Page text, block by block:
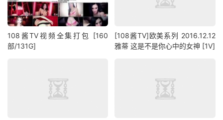
108酱TV视频全集打包 [160
部/131G]
[108酱TV]欧美系列 2016.12.12
雅蒂 这是不是你心中的女神 [1V]